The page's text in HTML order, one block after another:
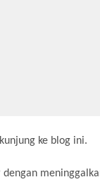
ke blog ini.